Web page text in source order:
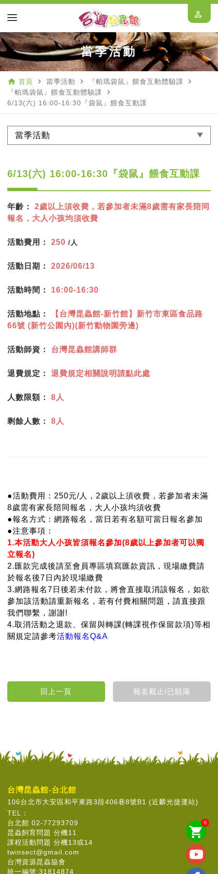
perm_identity
當季活動
home 首頁 navigate_next 當季活動 navigate_next 『帕瑪袋鼠』餵食互動體驗課 navigate_next
『帕瑪袋鼠』餵食互動體驗課 navigate_next
6/13(六) 16:00-16:30『袋鼠』餵食互動課
當季活動
6/13(六) 16:00-16:30『袋鼠』餵食互動課
年齡： 2歲以上須收費，若參加者未滿8歲需有家長陪同
報名，大人小孩均須收費
活動費用： 250 /人
活動日期： 2026/06/13
活動時間： 16:00-16:30
活動地點：
【台灣昆蟲館-新竹館】新竹市東區食品路
66號 (新竹公園內)(新竹動物園旁邊)
活動師資： 台灣昆蟲館講師群
退費規定： 退費規定相關說明請點此處
人數限額： 8人
剩餘人數： 8人
●活動費用：250元/人， 2歲以上須收費，若參加者未滿
8歲需有家長陪同報名，大人小孩均須收費
●報名方式：網路報名，當日若有名額可當日報名參加
●注意事項：
1.本活動大人小孩皆須報名參加(8歲以上參加者可以獨
立報名)
2.匯款完成後請至會員專區填寫匯款資訊，現場繳費請
於報名後7日內於現場繳費
3.網路報名7日後若未付款，將會直接取消該報名，如欲
參加該活動請重新報名，若有付費相關問題，請直接跟
我們聯繫，謝謝!
4.取消活動之退款、保留與轉課(轉課視作保留款項)等相
關規定請參考活動報名Q&A
shopping_cart
0
台灣昆蟲館-台北館
106台北市大安區和平東路3段406巷8號B1 (近麟光捷運站)
TEL：
台北館 02-77293709
昆蟲飼育問題 分機11
課程活動問題 分機13或14
twinsect@gmail.com
台灣資源昆蟲協會
統一編號:31814874
記住帳號